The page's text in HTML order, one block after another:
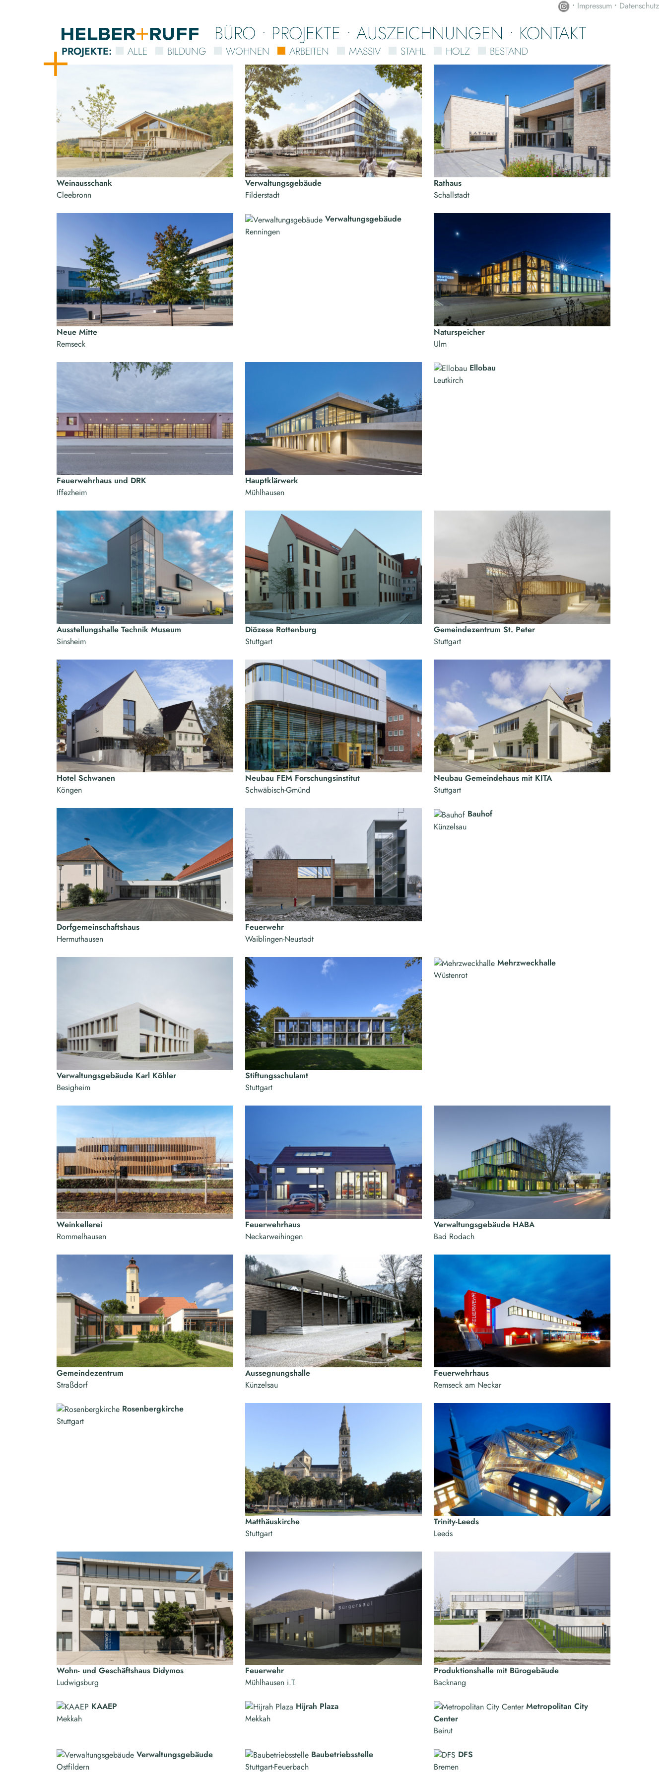
• Impressum • Datenschutz
PROJEKTE: ALLE BILDUNG WOHNEN ARBEITEN MASSIV STAHL HOLZ BESTAND
BÜRO PROJEKTE AUSZEICHNUNGEN KONTAKT
Weinausschank
Cleebronn
Verwaltungsgebäude
Filderstadt
Rathaus
Schallstadt
Neue Mitte
Remseck
Verwaltungsgebäude
Renningen
Naturspeicher
Ulm
Feuerwehrhaus und DRK
Iffezheim
Hauptklärwerk
Mühlhausen
Ellobau
Leutkirch
Ausstellungshalle Technik Museum
Sinsheim
Diözese Rottenburg
Stuttgart
Gemeindezentrum St. Peter
Stuttgart
Hotel Schwanen
Köngen
Neubau FEM Forschungsinstitut
Schwäbisch-Gmünd
Neubau Gemeindehaus mit KITA
Stuttgart
Dorfgemeinschaftshaus
Hermuthausen
Feuerwehr
Waiblingen-Neustadt
Bauhof
Künzelsau
Verwaltungsgebäude Karl Köhler
Besigheim
Stiftungsschulamt
Stuttgart
Mehrzweckhalle
Wüstenrot
Weinkellerei
Rommelhausen
Feuerwehrhaus
Neckarweihingen
Verwaltungsgebäude HABA
Bad Rodach
Gemeindezentrum
Straßdorf
Aussegnungshalle
Künzelsau
Feuerwehrhaus
Remseck am Neckar
Rosenbergkirche
Stuttgart
Matthäuskirche
Stuttgart
Trinity-Leeds
Leeds
Wohn- und Geschäftshaus Didymos
Ludwigsburg
Feuerwehr
Mühlhausen i.T.
Produktionshalle mit Bürogebäude
Backnang
KAAEP
Mekkah
Hijrah Plaza
Mekkah
Metropolitan City
Center
Beirut
Verwaltungsgebäude
Ostfildern
Baubetriebsstelle
Stuttgart-Feuerbach
DFS
Bremen